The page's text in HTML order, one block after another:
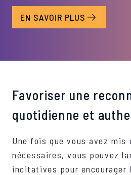
EN SAVOIR PLUS
Favoriser une
quotidienne et
Une fois que vous avez mis
nécessaires, vous pouvez
incitatives pour encourager